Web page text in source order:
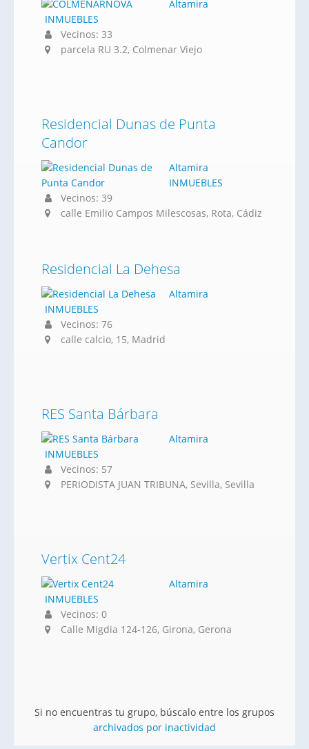
Altamira
INMUEBLES
Vecinos: 33
parcela RU 3.2, Colmenar Viejo
Residencial Dunas de Punta
Candor
Altamira
INMUEBLES
Vecinos: 39
calle Emilio Campos Milescosas, Rota, Cádiz
Residencial La Dehesa
Altamira
INMUEBLES
Vecinos: 76
calle calcio, 15, Madrid
RES Santa Bárbara
Altamira
INMUEBLES
Vecinos: 57
PERIODISTA JUAN TRIBUNA, Sevilla, Sevilla
Vertix Cent24
Altamira
INMUEBLES
Vecinos: 0
Calle Migdia 124-126, Girona, Gerona
Si no encuentras tu grupo, búscalo entre los grupos
archivados por inactividad